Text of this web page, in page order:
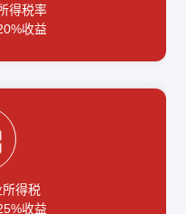
得税率
收益
得税
收益